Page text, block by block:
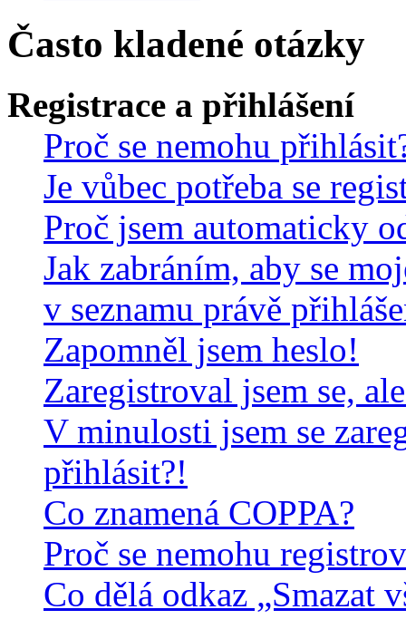
Často kladené otázky
Registrace a přihlášení
Proč se nemohu
Je vůbec potřeba se
Proč jsem automaticky
Jak zabráním, aby se
v seznamu právě
Zapomněl jsem heslo!
Zaregistroval jsem se,
V minulosti jsem se
přihlásit?!
Co znamená COPPA?
Proč se nemohu
Co dělá odkaz „Smazat